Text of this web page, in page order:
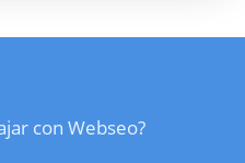
con Webseo?